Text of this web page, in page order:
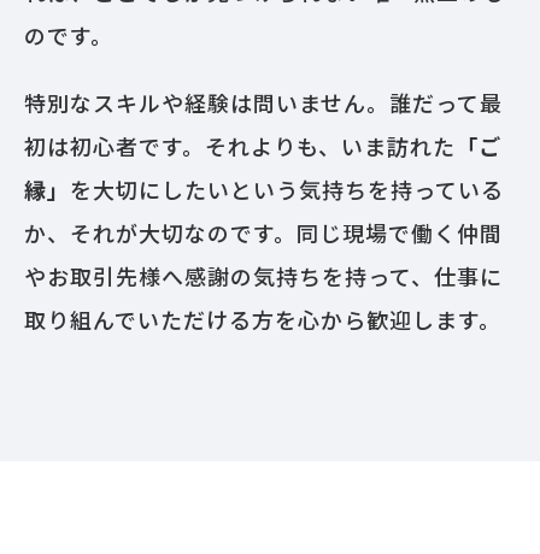
のです。
特別なスキルや経験は問いません。誰だって最
初は初心者です。それよりも、いま訪れた 「ご
縁」 を大切にしたいという気持ちを持っている
か、それが大切なのです。同じ現場で働く仲間
やお取引先様へ感謝の気持ちを持って、仕事に
取り組んでいただける方を心から歓迎します。